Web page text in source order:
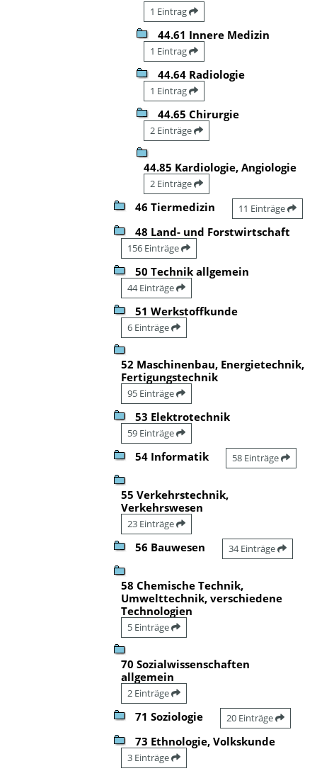
1 Eintrag
44.61 Innere Medizin
1 Eintrag
44.64 Radiologie
1 Eintrag
44.65 Chirurgie
2 Einträge
44.85 Kardiologie, Angiologie
2 Einträge
46 Tiermedizin 11 Einträge
48 Land- und Forstwirtschaft
156 Einträge
50 Technik allgemein
44 Einträge
51 Werkstoffkunde
6 Einträge
52 Maschinenbau, Energietechnik,
Fertigungstechnik
95 Einträge
53 Elektrotechnik
59 Einträge
54 Informatik 58 Einträge
55 Verkehrstechnik,
Verkehrswesen
23 Einträge
56 Bauwesen 34 Einträge
58 Chemische Technik,
Umwelttechnik, verschiedene
Technologien
5 Einträge
70 Sozialwissenschaften
allgemein
2 Einträge
71 Soziologie 20 Einträge
73 Ethnologie, Volkskunde
3 Einträge